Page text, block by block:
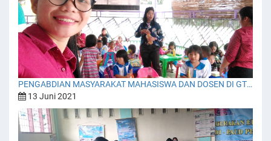
PENGABDIAN MASYARAKAT MAHASISWA DAN DOSEN DI GTI-TIBERIAS BALIGE
13 Juni 2021